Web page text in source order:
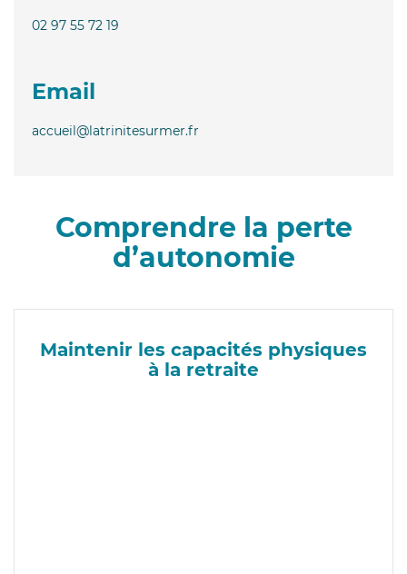
02 97 55 72 19
Email
accueil@latrinitesurmer.fr
Comprendre la perte
d’autonomie
Maintenir les capacités physiques
à la retraite